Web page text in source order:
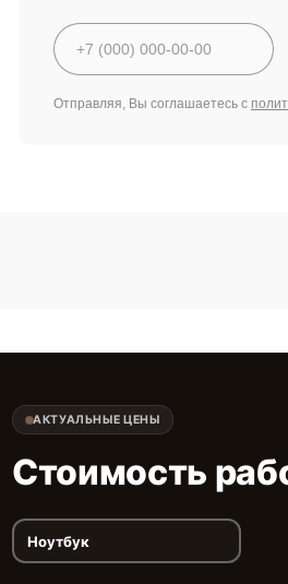
Отправляя, Вы соглашаетесь с
АКТУАЛЬНЫЕ ЦЕНЫ
Стоимость
Ноутбук